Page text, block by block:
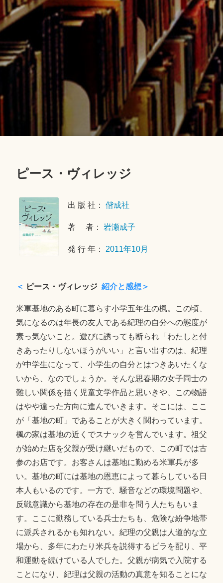
ピース・ヴィレッジ
出 版 社：偕成社
著 者：岩瀬成子
発 行 年： 2011年10月
＜ ピース・ヴィレッジ紹介と感想＞
米軍基地のある町に暮らす小学五年生の楓。この頃、
気になるのは年長の友人である紀理の自分への態度が
素っ気ないこと。遊びに誘っても断られ「わたしと付
きあったりしないほうがいい」と言い出すのは、紀理
が中学生になって、小学生の自分とはつきあいたくな
いから、なのでしょうか。そんな思春期の女子同士の
難しい関係を描く児童文学作品と思いきや、この物語
はやや違った方向に進んでいきます。そこには、ここ
が「基地の町」であることが大きく関わっています。
楓の家は基地の近くでスナックを営んでいます。祖父
が始めた店を父親が受け継いだもので、この町では古
参のお店です。お客さんは基地に勤める米軍兵が多
い。基地の町には基地の恩恵によって暮らしている日
本人もいるのです。一方で、騒音などの環境問題や、
反戦意識から基地の存在の是非を問う人たちもいま
す。ここに勤務している兵士たちも、危険な紛争地帯
に派兵されるかも知れない。紀理の父親は人道的な立
場から、多年にわたり米兵を説得するビラを配り、平
和運動を続けている人でした。父親が病気で入院する
ことになり、紀理は父親の活動の真意を知ることにな